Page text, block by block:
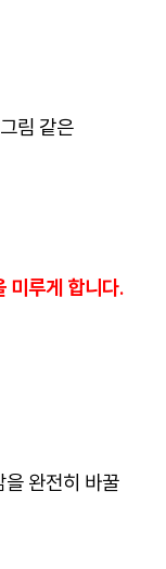
림 같은
미루게 합니다.
완전히 바꿀